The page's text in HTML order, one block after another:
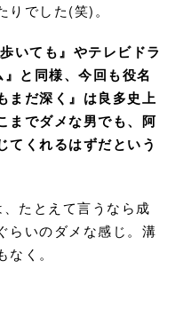
でした(笑)。
いても』やテレビドラ
と同様、今回も役名
まだ深く』は良多史上
までダメな男でも、阿
てくれるはずだという
たとえて言うなら成
らいのダメな感じ。溝
く。